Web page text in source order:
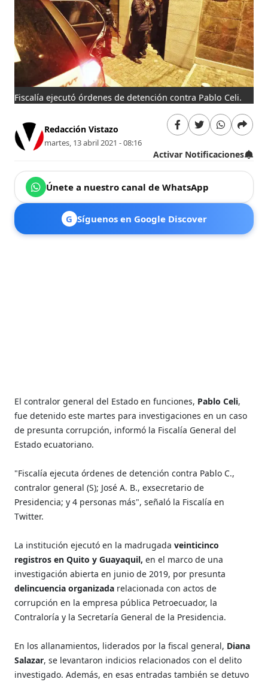
Fiscalía ejecutó órdenes de detención contra Pablo Celi.
Redacción Vistazo
martes, 13 abril 2021 - 08:16
Activar Notificaciones
Únete a nuestro canal de WhatsApp
G Síguenos en Google Discover
El contralor general del Estado en funciones, Pablo Celi,
fue detenido este martes para investigaciones en un caso
de presunta corrupción, informó la Fiscalía General del
Estado ecuatoriano.
"Fiscalía ejecuta órdenes de detención contra Pablo C.,
contralor general (S); José A. B., exsecretario de
Presidencia; y 4 personas más", señaló la Fiscalía en
Twitter.
La institución ejecutó en la madrugada veinticinco
registros en Quito y Guayaquil, en el marco de una
investigación abierta en junio de 2019, por presunta
delincuencia organizada relacionada con actos de
corrupción en la empresa pública Petroecuador, la
Contraloría y la Secretaría General de la Presidencia.
En los allanamientos, liderados por la fiscal general, Diana
Salazar, se levantaron indicios relacionados con el delito
investigado. Además, en esas entradas también se detuvo